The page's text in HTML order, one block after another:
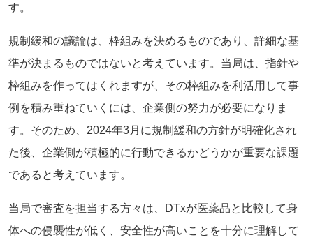
す。
規制緩和の議論は、枠組みを決めるものであり、詳細な基
準が決まるものではないと考えています。当局は、指針や
枠組みを作ってはくれますが、その枠組みを利活用して事
例を積み重ねていくには、企業側の努力が必要になりま
す。そのため、2024年3月に規制緩和の方針が明確化され
た後、企業側が積極的に行動できるかどうかが重要な課題
であると考えています。
当局で審査を担当する方々は、DTxが医薬品と比較して身
体への侵襲性が低く、安全性が高いことを十分に理解して